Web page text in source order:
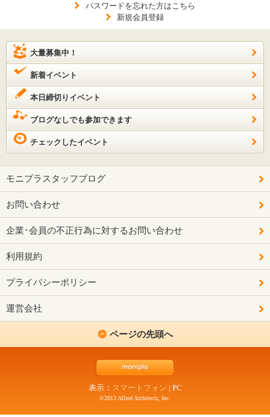
パスワードを忘れた方はこちら
新規会員登録
大量募集中！
新着イベント
本日締切りイベント
ブログなしでも参加できます
チェックしたイベント
モニプラスタッフブログ
お問い合わせ
企業･会員の不正行為に対するお問い合わせ
利用規約
プライバシーポリシー
運営会社
ページの先頭へ
表示： スマートフォン | PC
©2013 Allied Architects, Inc.